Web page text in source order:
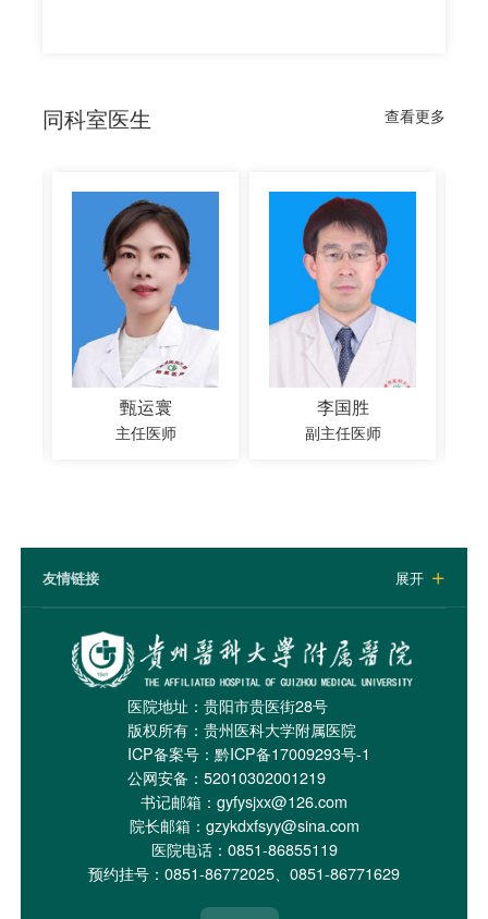
同科室医生 查看更多
甄运寰
主任医师
李国胜
副主任医师
友情链接 展开 
医院地址：贵阳市贵医街28号
版权所有：贵州医科大学附属医院
ICP备案号： 黔ICP备17009293号-1
公网安备：52010302001219
书记邮箱：gyfysjxx@126.com
院长邮箱：gzykdxfsyy@sina.com
医院电话：0851-86855119
预约挂号：0851-86772025、0851-86771629